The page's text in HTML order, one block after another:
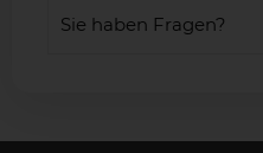
Sie haben Fragen?